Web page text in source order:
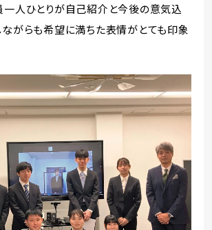
一人ひとりが自己紹介と今後の意気込
ながらも希望に満ちた表情がとても印象